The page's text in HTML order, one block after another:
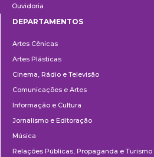
Ouvidoria
DEPARTAMENTOS
Artes Cênicas
Artes Plásticas
Cinema, Rádio e Televisão
Comunicações e Artes
Informação e Cultura
Jornalismo e Editoração
Música
Relações Públicas, Propaganda e Turismo